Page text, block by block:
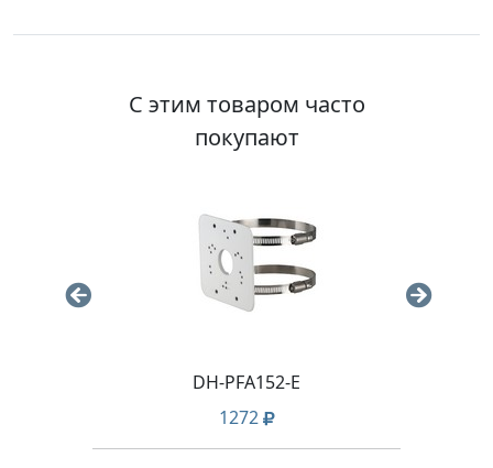
С этим товаром часто
покупают
DH-PFA152-E
1272